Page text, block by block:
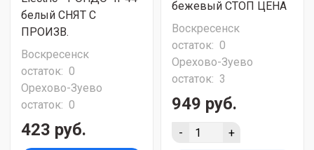
белый СНЯТ С
ПРОИЗВ.
Воскресенск
остаток: 0
Орехово-Зуево
остаток: 0
423 руб.
бежевый СТОП ЦЕНА
Воскресенск
остаток: 0
Орехово-Зуево
остаток: 3
949 руб.
- +